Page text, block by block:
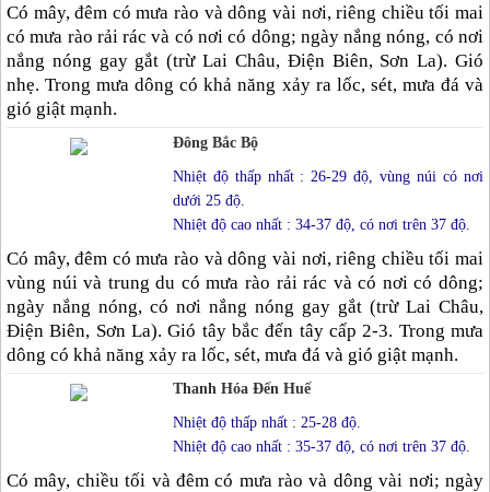
Có mây, đêm có mưa rào và dông vài nơi, riêng chiều tối mai
có mưa rào rải rác và có nơi có dông; ngày nắng nóng, có nơi
nắng nóng gay gắt (trừ Lai Châu, Điện Biên, Sơn La). Gió
nhẹ. Trong mưa dông có khả năng xảy ra lốc, sét, mưa đá và
gió giật mạnh.
Đông Bắc Bộ
Nhiệt độ thấp nhất : 26-29 độ, vùng núi có nơi
dưới 25 độ.
Nhiệt độ cao nhất : 34-37 độ, có nơi trên 37 độ.
Có mây, đêm có mưa rào và dông vài nơi, riêng chiều tối mai
vùng núi và trung du có mưa rào rải rác và có nơi có dông;
ngày nắng nóng, có nơi nắng nóng gay gắt (trừ Lai Châu,
Điện Biên, Sơn La). Gió tây bắc đến tây cấp 2-3. Trong mưa
dông có khả năng xảy ra lốc, sét, mưa đá và gió giật mạnh.
Thanh Hóa Đến Huế
Nhiệt độ thấp nhất : 25-28 độ.
Nhiệt độ cao nhất : 35-37 độ, có nơi trên 37 độ.
Có mây, chiều tối và đêm có mưa rào và dông vài nơi; ngày